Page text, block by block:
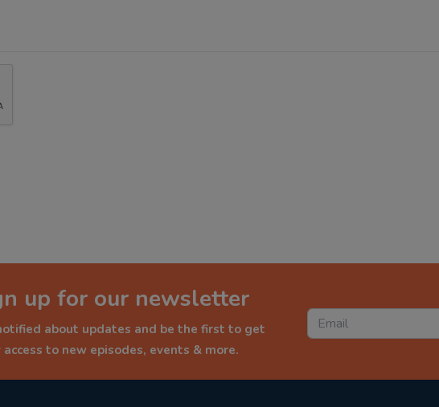
up for our newsletter
about updates and be the first to get
to new episodes, events & more.